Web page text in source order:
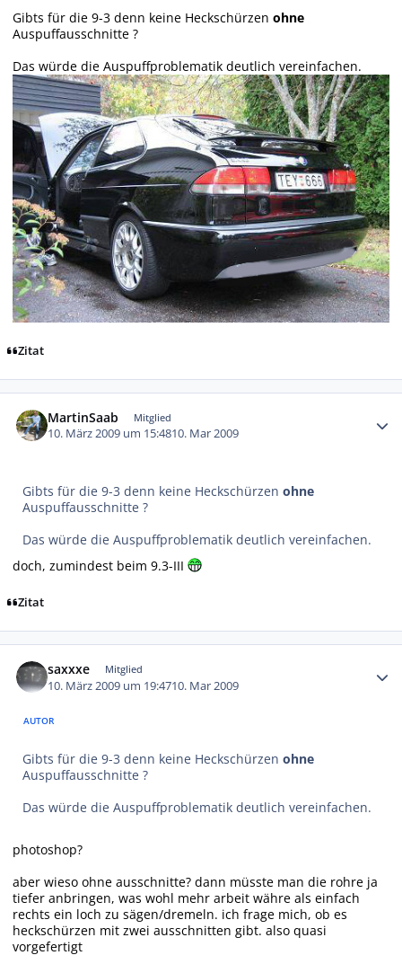
Gibts für die 9-3 denn keine Heckschürzen ohne
Auspuffausschnitte ?
Das würde die Auspuffproblematik deutlich vereinfachen.
Zitat
MartinSaab Mitglied
10. März 2009 um 15:4810. Mar 2009
Gibts für die 9-3 denn keine Heckschürzenohne
Auspuffausschnitte ?
Das würde die Auspuffproblematik deutlich vereinfachen.
doch, zumindest beim 9.3-III
Zitat
saxxxe Mitglied
10. März 2009 um 19:4710. Mar 2009
AUTOR
Gibts für die 9-3 denn keine Heckschürzenohne
Auspuffausschnitte ?
Das würde die Auspuffproblematik deutlich vereinfachen.
photoshop?
aber wieso ohne ausschnitte? dann müsste man die rohre ja
tiefer anbringen, was wohl mehr arbeit währe als einfach
rechts ein loch zu sägen/dremeln. ich frage mich, ob es
heckschürzen mit zwei ausschnitten gibt. also quasi
vorgefertigt